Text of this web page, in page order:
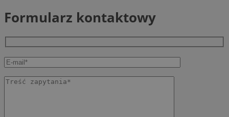
Formularz kontaktowy